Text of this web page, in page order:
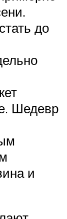
до
Шедевр
и